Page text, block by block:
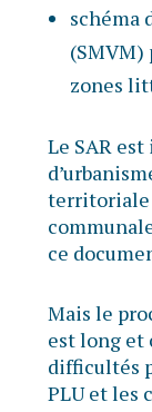
schéma
(SMVM)
zones
Le SAR
territoriale
ce
Mais le
est long et
difficultés
PLU et les